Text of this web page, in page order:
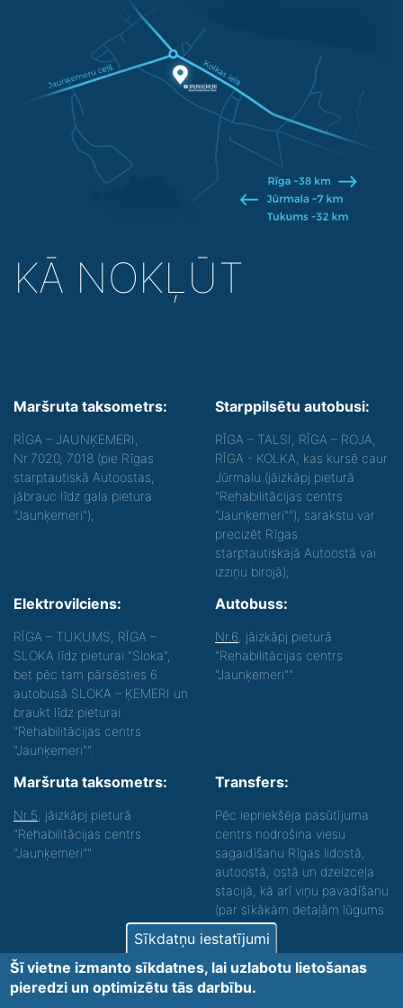
KĀ NOKĻŪT
Maršruta taksometrs:
RĪGA – JAUNĶEMERI,
Nr.7020, 7018 (pie Rīgas
starptautiskā Autoostas,
jābrauc līdz gala pietura
"Jaunķemeri");
Starppilsētu autobusi:
RĪGA – TALSI, RĪGA – ROJA,
RĪGA - KOLKA, kas kursē caur
Jūrmalu (jāizkāpj pieturā
"Rehabilitācijas centrs
"Jaunķemeri""), sarakstu var
precizēt Rīgas
starptautiskajā Autoostā vai
izziņu birojā);
Elektrovilciens:
RĪGA – TUKUMS, RĪGA –
SLOKA līdz pieturai "Sloka",
bet pēc tam pārsēsties 6.
autobusā SLOKA – ĶEMERI un
braukt līdz pieturai
"Rehabilitācijas centrs
"Jaunķemeri"".
Autobuss:
Nr.6 , jāizkāpj pieturā
"Rehabilitācijas centrs
"Jaunķemeri"".
Maršruta taksometrs:
Nr.5 , jāizkāpj pieturā
"Rehabilitācijas centrs
"Jaunķemeri""
Transfers:
Pēc iepriekšēja pasūtījuma
centrs nodrošina viesu
sagaidīšanu Rīgas lidostā,
autoostā, ostā un dzelzceļa
stacijā, kā arī viņu pavadīšanu
(par sīkākām detaļām lūgums
zvanīt).
Nodrošinām vides piekļūstamību personām ar
funkcionāliem traucējumiem! SIA „Sanare-KRC
Jaunķemeri”, Kolkas ielā 20, Jūrmalā ir nodrošināta vides
Sīkdatņu iestatījumi
Šī vietne izmanto sīkdatnes, lai uzlabotu lietošanas
pieredzi un optimizētu tās darbību.